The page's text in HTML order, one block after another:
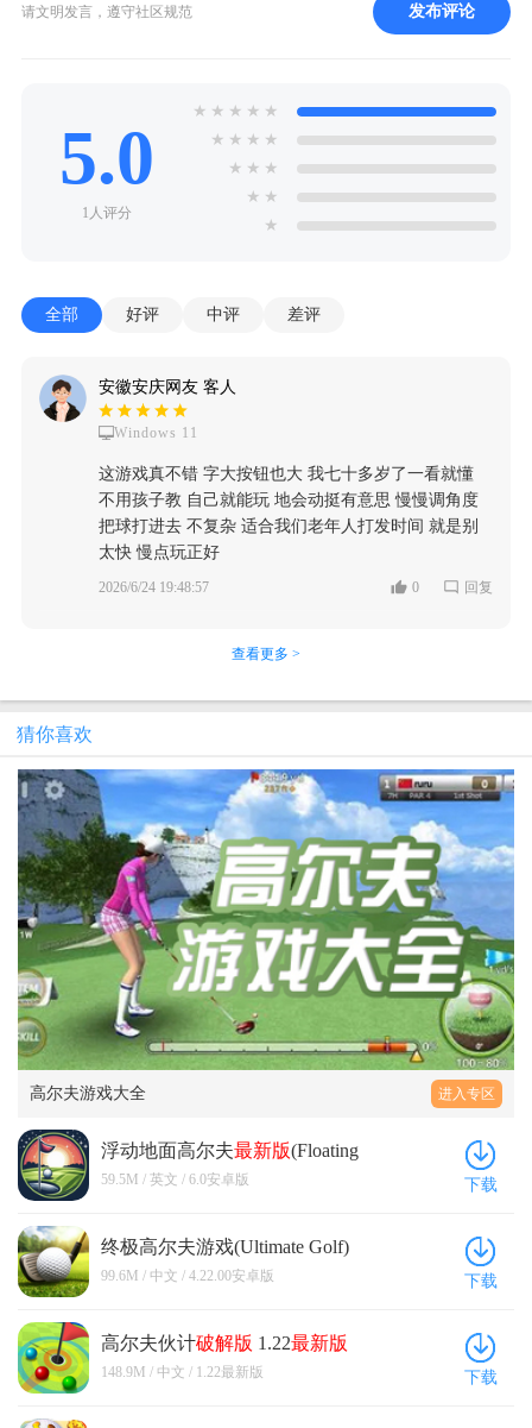
请文明发言，遵守社区规范 发布评论
5.0
1人评分
★ ★ ★ ★ ★
★ ★ ★ ★
★ ★ ★
★ ★
★
全部 好评 中评 差评
安徽安庆网友 客人
Windows 11
这游戏真不错 字大按钮也大 我七十多岁了一看就懂
不用孩子教 自己就能玩 地会动挺有意思 慢慢调角度
把球打进去 不复杂 适合我们老年人打发时间 就是别
太快 慢点玩正好
2026/6/24 19:48:57 0 回复
查看更多 >
猜你喜欢
高尔夫游戏大全 进入专区
浮动地面高尔夫最新版(Floating
Ground Golf) 6.0安卓版
59.5M / 英文 / 6.0安卓版 下载
终极高尔夫游戏(Ultimate Golf)
4.22.00安卓版
99.6M / 中文 / 4.22.00安卓版 下载
高尔夫伙计破解版 1.22最新版
148.9M / 中文 / 1.22最新版 下载